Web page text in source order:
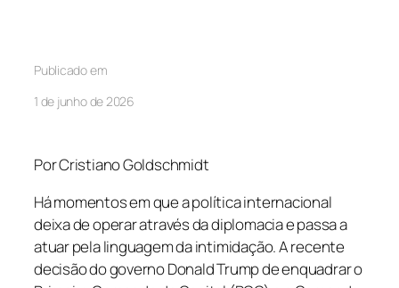
Publicado em
1 de junho de 2026
Por Cristiano Goldschmidt
Há momentos em que a política internacional
deixa de operar através da diplomacia e passa a
atuar pela linguagem da intimidação. A recente
decisão do governo Donald Trump de enquadrar o